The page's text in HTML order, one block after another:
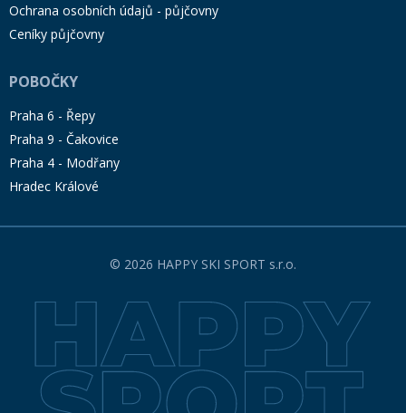
Ochrana osobních údajů - půjčovny
Ceníky půjčovny
POBOČKY
Praha 6 - Řepy
Praha 9 - Čakovice
Praha 4 - Modřany
Hradec Králové
© 2026 HAPPY SKI SPORT s.r.o.